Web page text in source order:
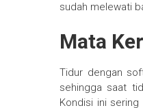
sudah melewati
Mata
Tidur dengan
sehingga saat
Kondisi ini